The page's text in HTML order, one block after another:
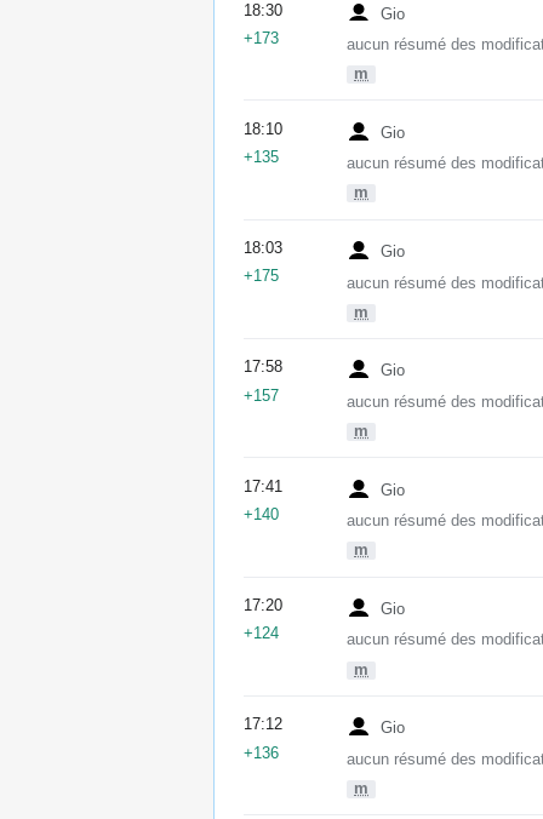
Gio
aucun résumé des
m
18:30
+173
Gio
aucun résumé des
m
18:10
+135
Gio
aucun résumé des
m
18:03
+175
Gio
aucun résumé des
m
17:58
+157
Gio
aucun résumé des
m
17:41
+140
Gio
aucun résumé des
m
17:20
+124
Gio
aucun résumé des
m
17:12
+136